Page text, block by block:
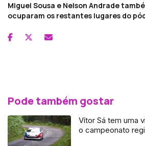
Miguel Sousa e Nelson Andrade
ocuparam os restantes lugares do
Pode também gostar
Vítor Sá tem uma
o campeonato